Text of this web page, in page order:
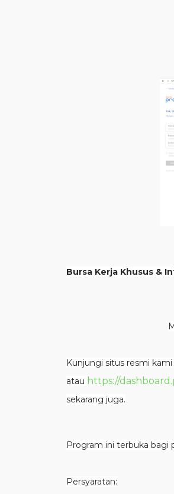
Bursa Kerja Khusus &
Kunjungi situs resmi
atau https://
sekarang juga.
Program ini terbuka bagi
Persyaratan: